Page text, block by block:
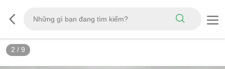
3 / 9